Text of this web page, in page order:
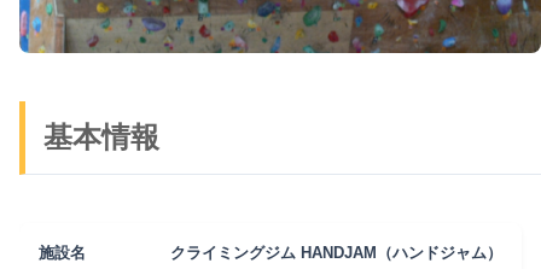
基本情報
施設名 クライミングジム HANDJAM（ハンドジャム）